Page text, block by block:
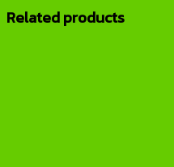
Related products